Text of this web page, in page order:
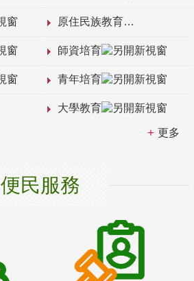
原住民族教育
師資培育
青年培育
大學教育
更多
便民服務